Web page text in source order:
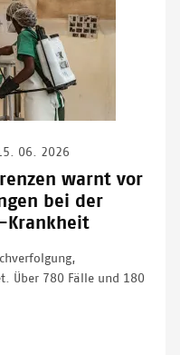
06. 2026
warnt vor
bei der
Krankheit
Über 780 Fälle und 180